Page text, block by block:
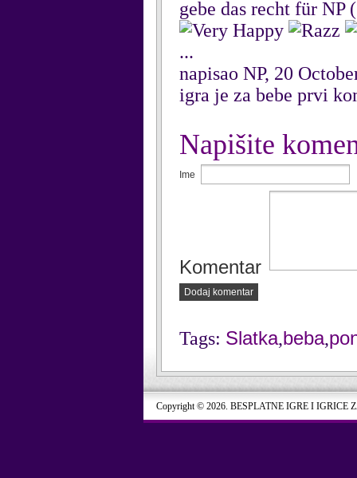
gebe das recht für
...
napisao NP, 20
igra je za bebe prvi
Napišite
Ime
Komentar
Dodaj komentar
Tags: Slatka,beba,
Copyright © 2026. BESPLATNE IGRE I IGRICE